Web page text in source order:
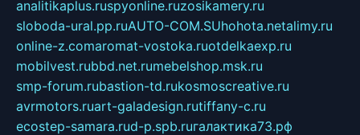
analitikaplus.ruspyonline.ruzosikamery.ru
sloboda-ural.pp.ruAUTO-COM.SUhohota.netalimy.ru
online-z.comaromat-vostoka.ruotdelkaexp.ru
mobilvest.rubbd.net.rumebelshop.msk.ru
smp-forum.rubastion-td.rukosmoscreative.ru
avrmotors.ruart-galadesign.rutiffany-c.ru
ecostep-samara.rud-p.spb.ruгалактика73.рф